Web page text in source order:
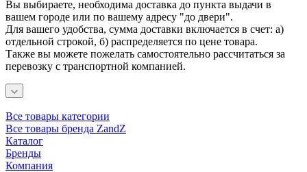
Вы выбираете, необходима доставка до пункта выдачи в
вашем городе или по вашему адресу "до двери".
Для вашего удобства, сумма доставки включается в счет: а)
отдельной строкой, б) распределяется по цене товара.
Также вы можете пожелать самостоятельно рассчитаться за
перевозку с транспортной компанией.
Все товары категории
Все товары бренда ZandZ
Каталог
Бренды
Компания